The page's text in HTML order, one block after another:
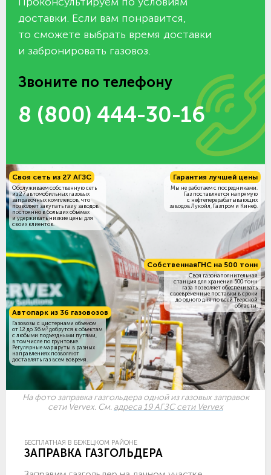
доставки. Если вам понравится,
то сможете выбрать время доставки
и забронировать газовоз.
Звоните по телефону
8 (800) 444-30-16
СобственнаяГНС на 500 тонн
Своя газонаполнительная
станция для хранения 500 тонн
газа позволяет обеспечивать
своевременные поставки в сроки
до одного дня по всей Тверской
области.
Своя сеть из 27 АГЗС
Обслуживаем собственную сеть
из 27 автомобильных газовых
заправочных комплексов, что
позволяет закупать газ у заводов
постоянно в больших объёмах
и удерживать низкие цены для
своих клиентов.
Гарантия лучшей цены
Мы не работаем с посредниками.
Газ поставляется напрямую
с нефтеперерабатывающих
заводов Лукойл, Газпром и Кинеф.
Автопарк из 36 газовозов
Газовозы с цистернами объемом
от 12 до 36 м3 добрутся к объектам
c любыми подъездными путями,
в том числе по грунтовке.
Регулярные маршруты в разных
направлениях позволяют
доставлять газ всем вовремя.
На фото заправка газгольдера одной из газовых заправок
сети Vervex. См. адреса 19 АГЗС сети Vervex
БЕСПЛАТНАЯ В БЕЖЕЦКОМ РАЙОНЕ
ЗАПРАВКА ГАЗГОЛЬДЕРА